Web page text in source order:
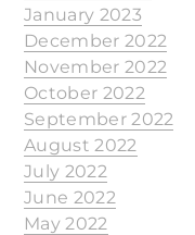
January 2023
December 2022
November 2022
October 2022
September 2022
August 2022
July 2022
June 2022
May 2022